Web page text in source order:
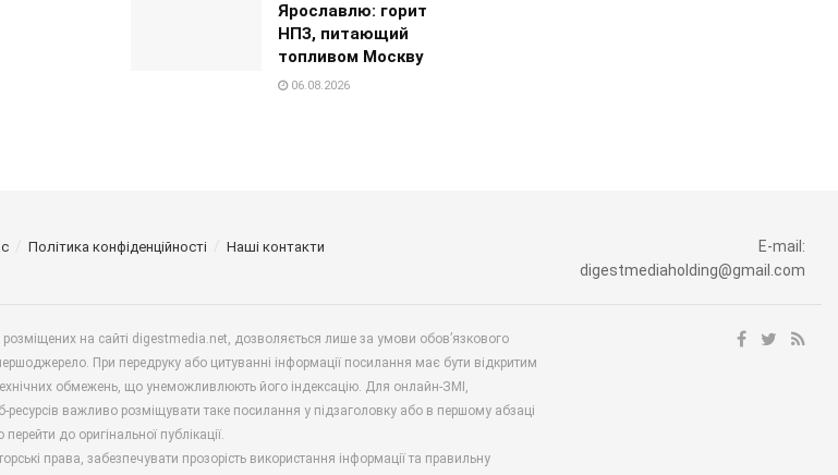
Ярославлю: горит
НПЗ, питающий
топливом Москву
06.08.2026
Політика конфіденційності Наші контакти
E-mail:
digestmediaholding@gmail.com
розміщених на сайті digestmedia.net, дозволяється лише за умови обов’язкового
При передруку або цитуванні інформації посилання має бути відкритим
обмежень, що унеможливлюють його індексацію. Для онлайн-ЗМІ,
ресурсів важливо розміщувати таке посилання у підзаголовку або в першому абзаці
до оригінальної публікації.
права, забезпечувати прозорість використання інформації та правильну